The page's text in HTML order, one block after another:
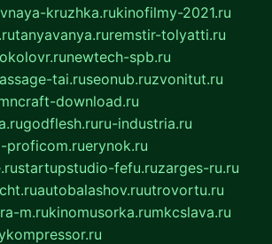
kruzhka.rukinofilmy-2021.ru
tanyavanya.ruremstir-tolyatti.ru
newtech-spb.ru
tai.ruseonub.ruzvonitut.ru
download.ru
godflesh.ruru-industria.ru
proficom.ruerynok.ru
startupstudio-fefu.ruzarges-ru.ru
autobalashov.ruutrovortu.ru
m.rukinomusorka.rumkcslava.ru